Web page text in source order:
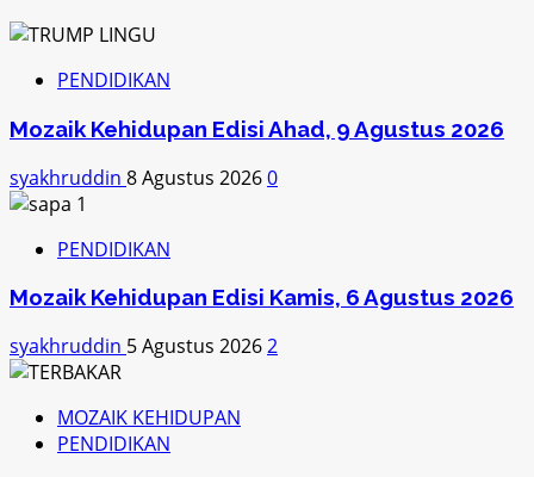
PENDIDIKAN
Mozaik Kehidupan Edisi Ahad, 9 Agustus 2026
syakhruddin 8 Agustus 20260
PENDIDIKAN
Mozaik Kehidupan Edisi Kamis, 6 Agustus 2026
syakhruddin 5 Agustus 20262
MOZAIK KEHIDUPAN
PENDIDIKAN